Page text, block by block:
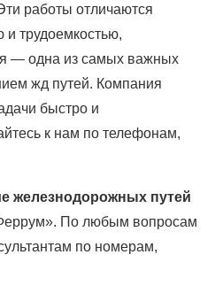
работы отличаются
и трудоемкостью,
— одна из самых важных
жд путей. Компания
быстро и
к нам по телефонам,
железнодорожных путей
По любым вопросам
по номерам,